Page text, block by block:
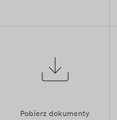
Pobierz dokumenty